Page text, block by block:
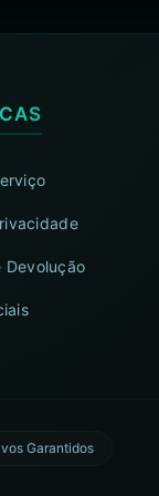
Devolução
Garantidos